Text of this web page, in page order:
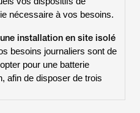
nécessaire à vos besoins.
installation en site isolé
besoins journaliers sont de
pour une batterie
afin de disposer de trois